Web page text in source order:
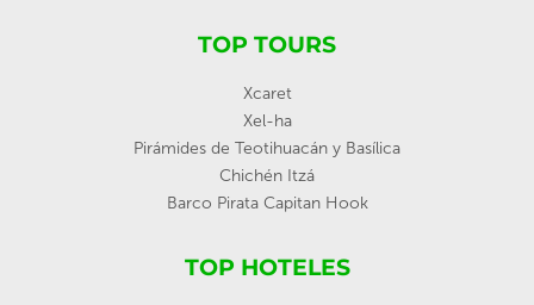
TOP TOURS
Xcaret
Xel-ha
Pirámides de Teotihuacán y Basílica
Chichén Itzá
Barco Pirata Capitan Hook
TOP HOTELES